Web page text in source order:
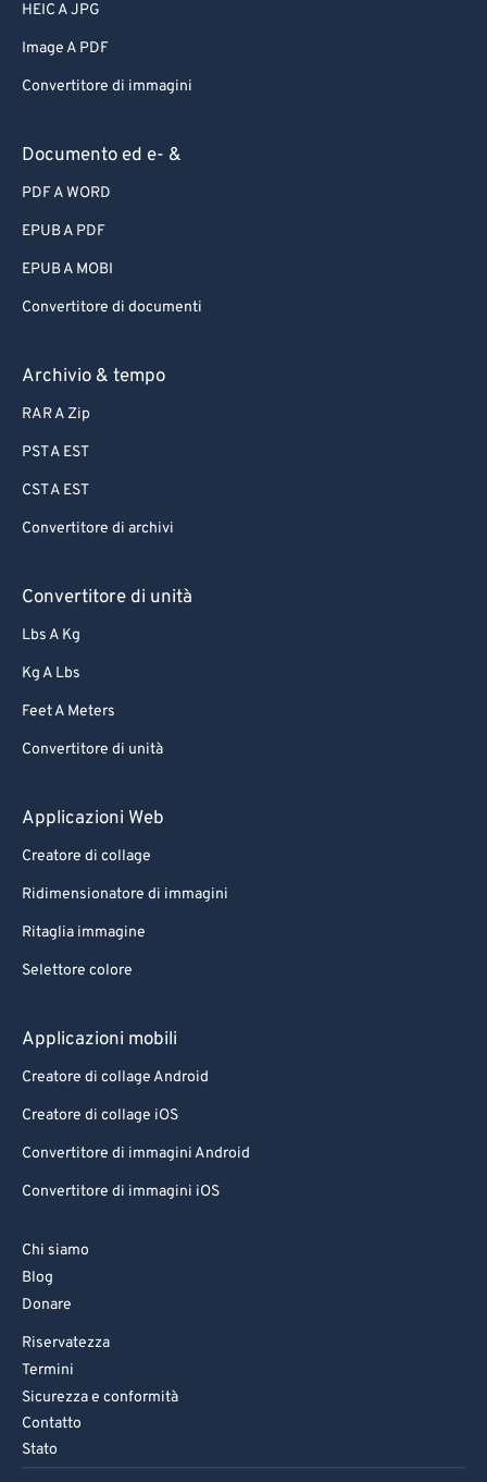
HEIC A JPG
Image A PDF
Convertitore di immagini
Documento ed e- &
PDF A WORD
EPUB A PDF
EPUB A MOBI
Convertitore di documenti
Archivio & tempo
RAR A Zip
PST A EST
CST A EST
Convertitore di archivi
Convertitore di unità
Lbs A Kg
Kg A Lbs
Feet A Meters
Convertitore di unità
Applicazioni Web
Creatore di collage
Ridimensionatore di immagini
Ritaglia immagine
Selettore colore
Applicazioni mobili
Creatore di collage Android
Creatore di collage iOS
Convertitore di immagini Android
Convertitore di immagini iOS
Chi siamo
Blog
Donare
Riservatezza
Termini
Sicurezza e conformità
Contatto
Stato